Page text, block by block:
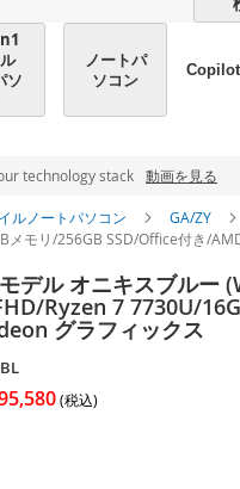
ソ
ノートパ
ソコン
technology stack 動画を見る
ルノートパソコン
GA/ZY
モリ/256GB SSD/Office付き/
デル オニキスブルー
Ryzen 7 7730U/
グラフィックス